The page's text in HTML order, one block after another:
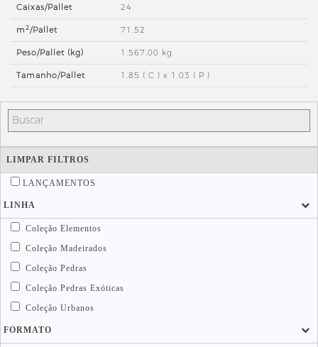
Caixas/Pallet 24
m2/Pallet 71,52
Peso/Pallet (kg) 1.567,00 kg
Tamanho/Pallet 1,85 ( C ) x 1,03 ( P )
LIMPAR FILTROS
LANÇAMENTOS
LINHA
Coleção Elementos
Coleção Madeirados
Coleção Pedras
Coleção Pedras Exóticas
Coleção Urbanos
FORMATO